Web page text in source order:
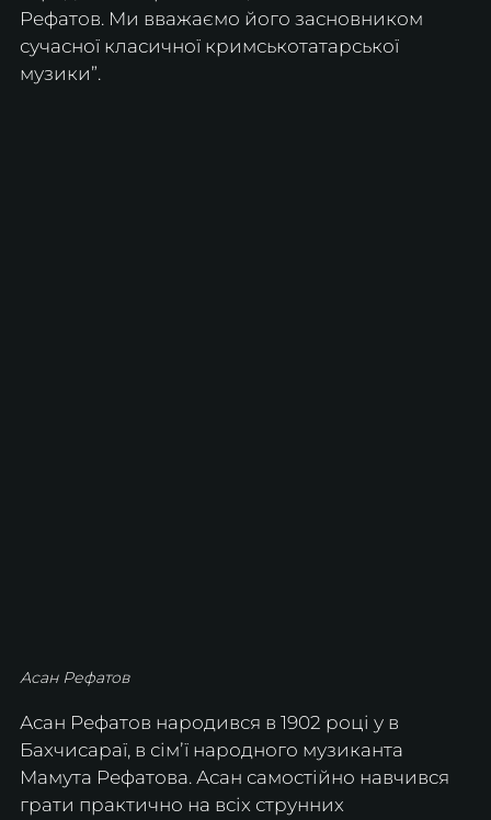
Рефатов. Ми вважаємо його засновником
сучасної класичної кримськотатарської
музики”.
Асан Рефатов
Асан Рефатов народився в 1902 році у в
Бахчисараї, в сімʼї народного музиканта
Мамута Рефатова. Асан самостійно навчився
грати практично на всіх струнних